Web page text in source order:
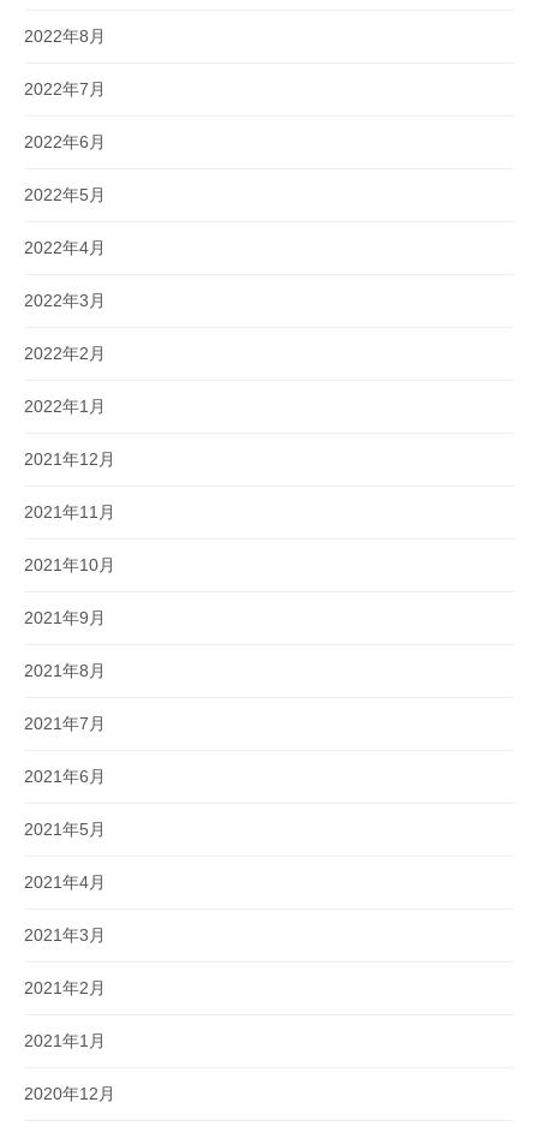
2022年8月
2022年7月
2022年6月
2022年5月
2022年4月
2022年3月
2022年2月
2022年1月
2021年12月
2021年11月
2021年10月
2021年9月
2021年8月
2021年7月
2021年6月
2021年5月
2021年4月
2021年3月
2021年2月
2021年1月
2020年12月